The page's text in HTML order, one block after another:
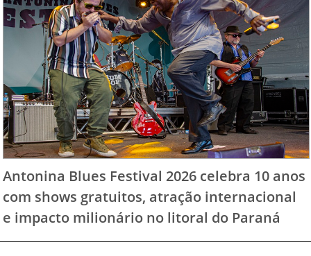
Antonina Blues Festival 2026 celebra 10 anos
com shows gratuitos, atração internacional
e impacto milionário no litoral do Paraná